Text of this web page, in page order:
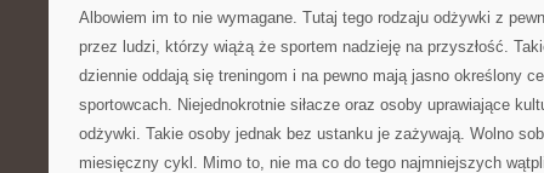
Albowiem im to nie wymagane. Tutaj tego rodzaju odżywki z
przez ludzi, którzy wiążą że sportem nadzieję na przyszłość.
dziennie oddają się treningom i na pewno mają jasno określony
sportowcach. Niejednokrotnie siłacze oraz osoby uprawiające
odżywki. Takie osoby jednak bez ustanku je zażywają. Wolno
miesięczny cykl. Mimo to, nie ma co do tego najmniejszych